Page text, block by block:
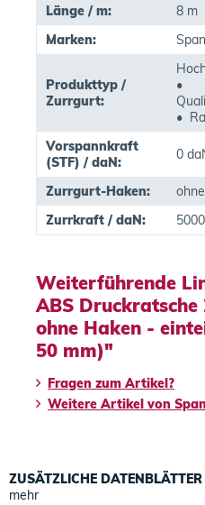
Länge / m:
8 m
Marken:
Produkttyp /
Zurrgurt:
•
•
Vorspannkraft
(STF) / daN:
0
Zurrgurt-Haken:
Zurrkraft / daN:
Weiterführende
ABS
ohne Haken -
50 mm)"
Fragen zum Artikel?
Weitere Artikel von
ZUSÄTZLICHE DATENBLÄTTER
mehr